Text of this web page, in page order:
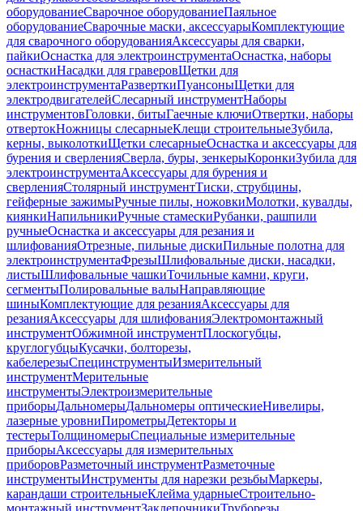
оборудованиеСварочное оборудованиеПаяльное
оборудованиеСварочные маски, аксессуарыКомплектующие
для сварочного оборудованияАксессуары для сварки,
пайкиОснастка для электроинструментаОснастка, наборы
оснасткиНасадки для граверовЩетки для
электроинструментаРазверткиПуансоныЩетки для
электродвигателейСлесарный инструментНаборы
инструментовГоловки, битыГаечные ключиОтвертки, наборы
отвертокНожницы слесарныеКлещи строительныеЗубила,
керны, выколоткиЩетки слесарныеОснастка и аксессуары для
бурения и сверленияСверла, буры, зенкерыКоронкиЗубила для
электроинструментаАксессуары для бурения и
сверленияСтолярный инструментТиски, струбцины,
гейферные зажимыРучные пилы, ножовкиМолотки, кувалды,
киянкиНапильникиРучные стамескиРубанки, рашпили
ручныеОснастка и аксессуары для резания и
шлифованияОтрезные, пильные дискиПильные полотна для
электроинструментаФрезыШлифовальные диски, насадки,
листыШлифовальные чашкиТочильные камни, круги,
сегментыПолировальные валыНаправляющие
шиныКомплектующие для резанияАксессуары для
резанияАксессуары для шлифованияЭлектромонтажный
инструментОбжимной инструментПлоскогубцы,
круглогубцыКусачки, болторезы,
кабелерезыСпецинструментыИзмерительный
инструментМерительные
инструментыЭлектроизмерительные
приборыДальномерыДальномеры оптическиеНивелиры,
лазерные уровниПирометрыДетекторы и
тестерыТолщиномерыСпециальные измерительные
приборыАксессуары для измерительных
приборовРазметочный инструментРазметочные
инструментыИнструменты для нарезки резьбыМаркеры,
карандаши строительныеКлейма ударныеСтроительно-
монтажный инструментЗаклепочникиТруборезы,